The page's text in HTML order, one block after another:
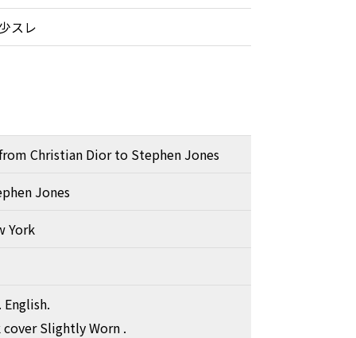
スレ
Christian Dior to Stephen Jones
Jones
York
cover Slightly Worn .